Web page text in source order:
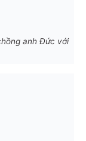
anh Đức với